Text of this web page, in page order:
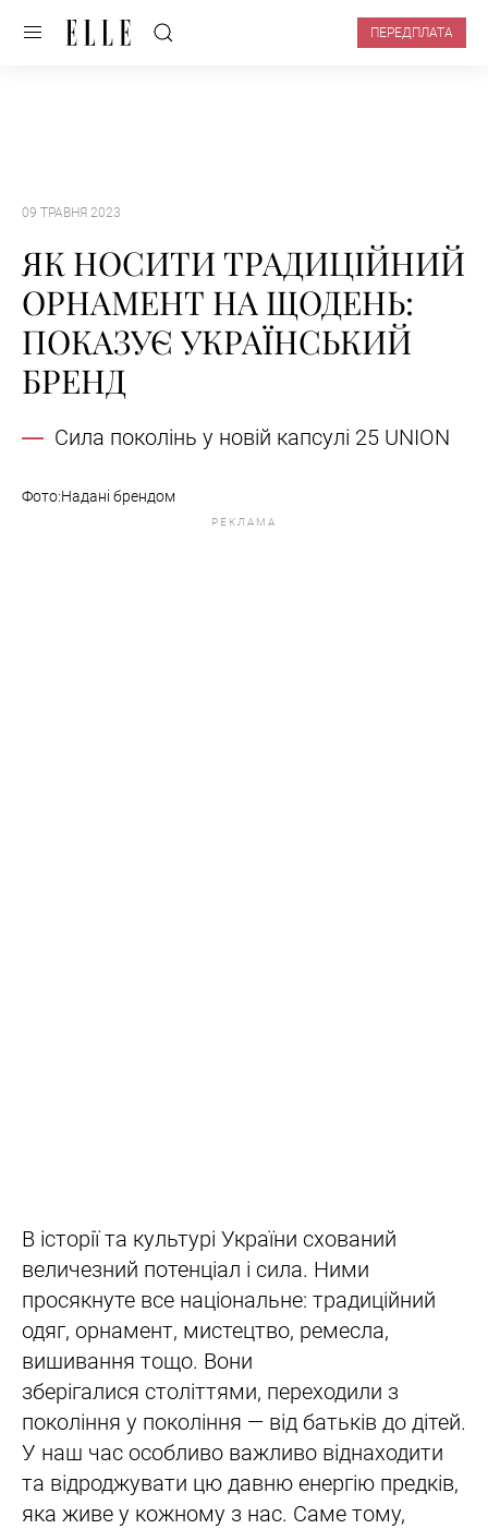
ПЕРЕДПЛАТА
09 ТРАВНЯ 2023
ЯК НОСИТИ ТРАДИЦІЙНИЙ
ОРНАМЕНТ НА ЩОДЕНЬ:
ПОКАЗУЄ УКРАЇНСЬКИЙ
БРЕНД
Сила поколінь у новій капсулі 25 UNION
Фото:Надані брендом
РЕКЛАМА
В історії та культурі України схований
величезний потенціал і сила. Ними
просякнуте все національне: традиційний
одяг, орнамент, мистецтво, ремесла,
вишивання тощо. Вони
зберігалися століттями, переходили з
покоління у покоління — від батьків до дітей.
У наш час особливо важливо віднаходити
та відроджувати цю давню енергію предків,
яка живе у кожному з нас. Саме тому,